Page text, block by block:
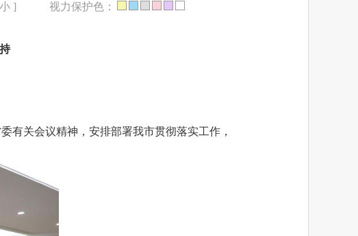
小 ] 视力保护色：
有关会议精神，安排部署我市贯彻落实工作，